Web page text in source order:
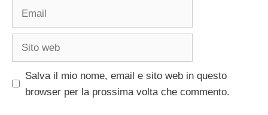
Email
Sito
Salva il mio nome, email e sito web in questo
browser per la prossima volta che commento.